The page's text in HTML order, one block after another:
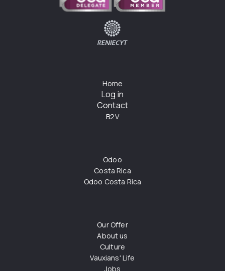
Home
Log in
Contact
B2V
Odoo
Costa Rica
Odoo Costa Rica
Our Offer
About us
Culture
Vauxians' Life
Jobs